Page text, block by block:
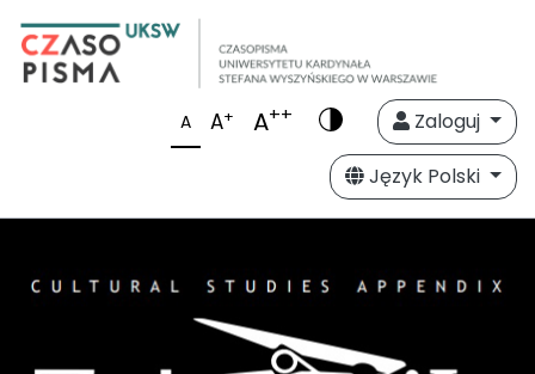
A A+ A++
Zaloguj
Język Polski